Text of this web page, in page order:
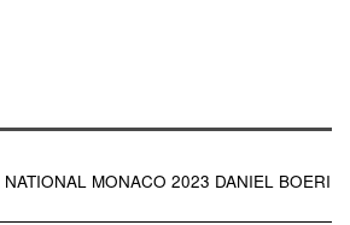
MONACO 2023 DANIEL BOERI